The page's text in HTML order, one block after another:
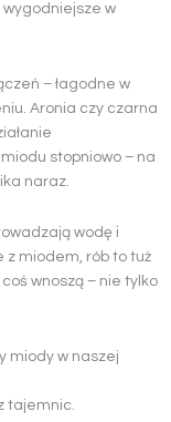
wygodniejsze w
– łagodne w
Aronia czy czarna
stopniowo – na
naraz.
wodę i
z miodem, rób to tuż
wnoszą – nie tylko
miody w naszej
tajemnic.